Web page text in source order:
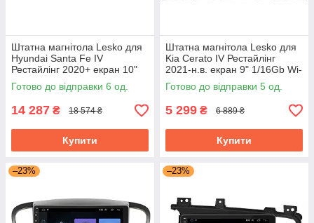
Штатна магнітола Lesko для
Hyundai Santa Fe IV
Рестайлінг 2020+ екран 10"
4/64Gb CarPlay 4G Wi-Fi GPS
Prime
Готово до відправки 6 од.
14 287 ₴ 18 574 ₴
Купити
Штатна магнітола Lesko для
Kia Cerato IV Рестайлінг
2021-н.в. екран 9" 1/16Gb Wi-
Fi GPS Base
Готово до відправки 5 од.
5 299 ₴ 6 889 ₴
Купити
–23% –23%